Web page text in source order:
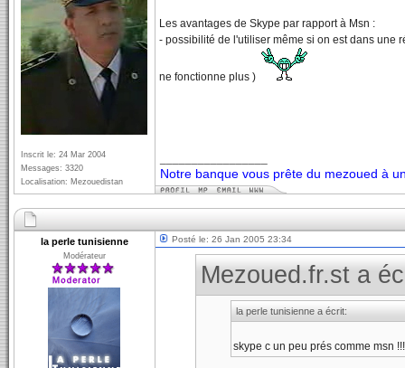
Inscrit le: 24 Mar 2004
Messages: 3320
Localisation: Mezouedistan
Les avantages de Skype par rapport à Msn :
- possibilité de l'utiliser même si on est dans une
ne fonctionne plus )
Notre banque vous prête du mezoued à
la perle tunisienne
Modérateur
Posté le: 26 Jan 2005 23:34
Mezoued.fr.st a
la perle tunisienne a écrit:
skype c un peu prés comme msn